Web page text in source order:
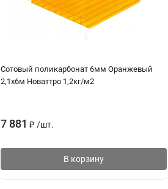
Сотовый поликарбонат 6мм Оранжевый
2,1х6м Новаттро 1,2кг/м2
7 881 ₽ /шт.
В корзину